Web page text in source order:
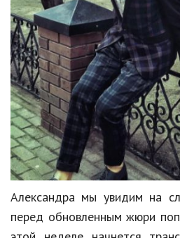
Разное
Работа и бизнес
Животные
Еда и напитки
Праздники и подарки
Кинематограф
Домашние животные
Семья и дети
Александра мы увидим на
перед обновленным жюри